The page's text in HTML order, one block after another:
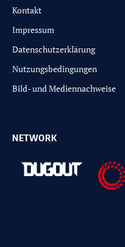
Kontakt
Impressum
Datenschutzerklärung
Nutzungsbedingungen
Bild- und Mediennachweise
NETWORK